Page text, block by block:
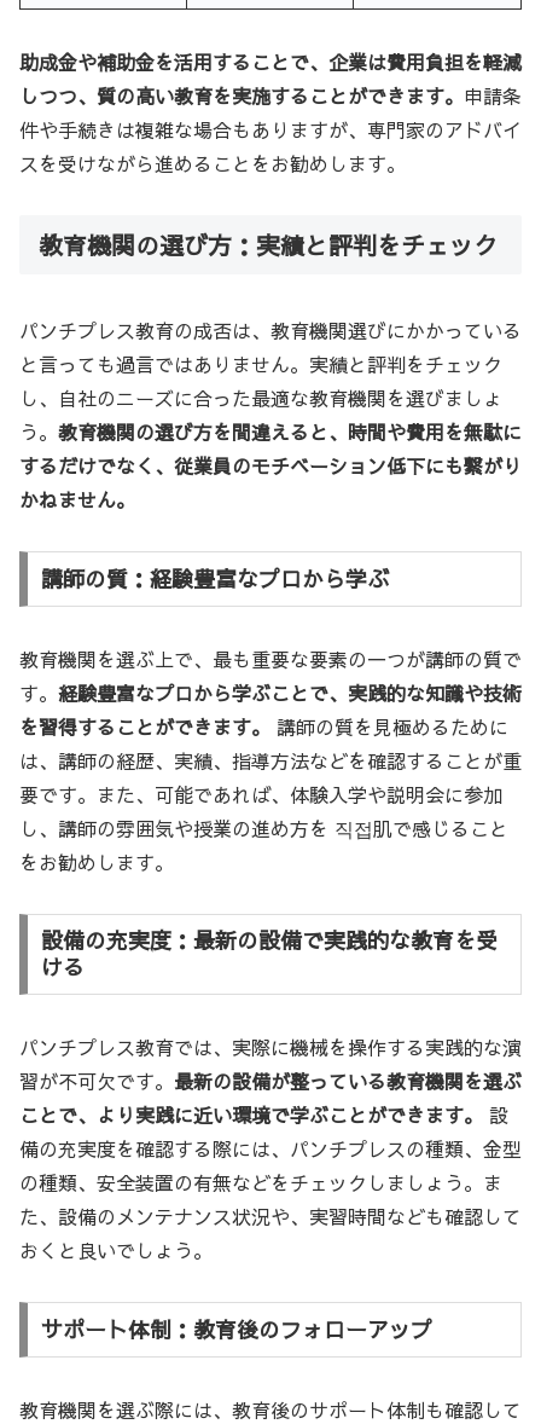
助成金や補助金を活用することで、企業は費用負担を軽減
しつつ、質の高い教育を実施することができます。 申請条
件や手続きは複雑な場合もありますが、専門家のアドバイ
スを受けながら進めることをお勧めします。
教育機関の選び方：実績と評判をチェック
パンチプレス教育の成否は、教育機関選びにかかっている
と言っても過言ではありません。実績と評判をチェック
し、自社のニーズに合った最適な教育機関を選びましょ
う。 教育機関の選び方を間違えると、時間や費用を無駄に
するだけでなく、従業員のモチベーション低下にも繋がり
かねません。
講師の質：経験豊富なプロから学ぶ
教育機関を選ぶ上で、最も重要な要素の一つが講師の質で
す。 経験豊富なプロから学ぶことで、実践的な知識や技術
を習得することができます。
講師の質を見極めるために
は、講師の経歴、実績、指導方法などを確認することが重
要です。また、可能であれば、体験入学や説明会に参加
し、講師の雰囲気や授業の進め方を 직접肌で感じること
をお勧めします。
設備の充実度：最新の設備で実践的な教育を受
ける
パンチプレス教育では、実際に機械を操作する実践的な演
習が不可欠です。 最新の設備が整っている教育機関を選ぶ
ことで、より実践に近い環境で学ぶことができます。
設
備の充実度を確認する際には、パンチプレスの種類、金型
の種類、安全装置の有無などをチェックしましょう。ま
た、設備のメンテナンス状況や、実習時間なども確認して
おくと良いでしょう。
サポート体制：教育後のフォローアップ
教育機関を選ぶ際には、教育後のサポート体制も確認して